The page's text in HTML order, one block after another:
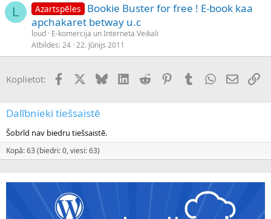
L Azartspēles
Bookie Buster for free ! E-book kaa
apchakaret betway u.c
loud E-komercija un Interneta Veikali
Atbildes 24 22. Jūnijs 2011
Koplietot: FacebookX (Twitter)
BlueskyLinkedInReddit PinterestTumblrWhatsApp
E-pasts
Dalībnieki tiešsaistē
Šobrīd nav biedru tiešsaistē.
Kopā: 63 (biedri: 0, viesi: 63)